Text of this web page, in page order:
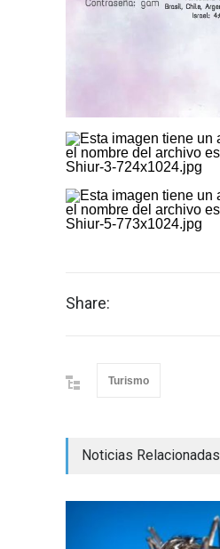
Share:
Turismo
Noticias Relacionadas